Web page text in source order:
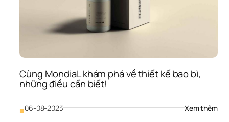
Cùng MondiaL khám phá về thiết kế bao bì,
những điều cần biết!
■06-08-2023 Xem thêm: